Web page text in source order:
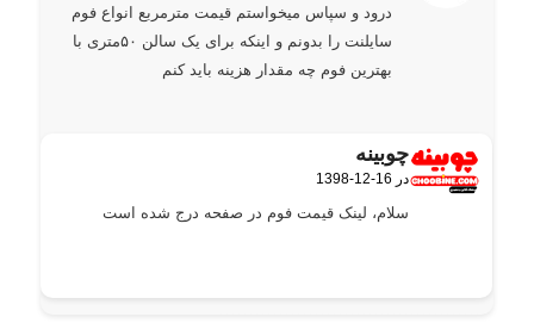
درود و سپاس میخواستم قیمت مترمربع انواع فوم
سایلنت را بدونم و اینکه برای یک سالن ۵۰متری با
بهترین فوم چه مقدار هزینه باید کنم
چوبینه
گفته:1398-12-16 در
سلام، لینک قیمت فوم در صفحه درج شده است